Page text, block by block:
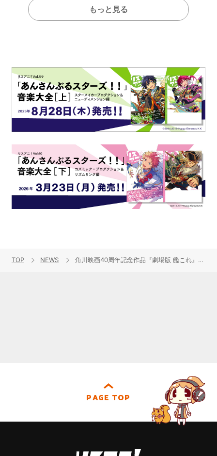
もっと見る
TOP NEWS 角川映画40周年記念作品『劇場版 艦これ』前売券本日より発売開始！公式ホームページにて特報も公開！
PAGE TOP